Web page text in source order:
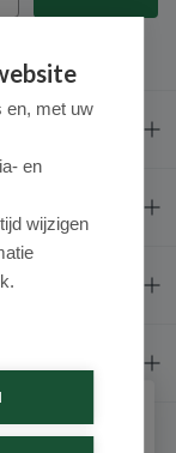
en, met uw
en
wijzigen